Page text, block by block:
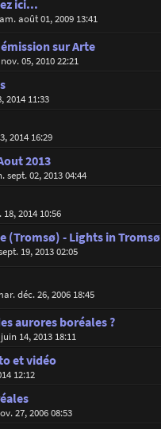
ici...
août 01, 2009 13:41
sur Arte
05, 2010 22:21
2014 11:33
2014 16:29
2013
sept. 02, 2013 04:44
2014 10:56
(Tromsø) - Lights in Tromsø
19, 2013 02:05
déc. 26, 2006 18:45
aurores boréales ?
14, 2013 18:11
et vidéo
12:12
27, 2006 08:53